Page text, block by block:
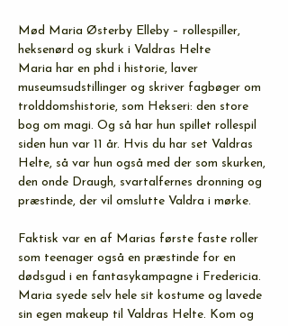
Mød Maria Østerby Elleby – rollespiller,
heksenørd og skurk i Valdras Helte
Maria har en phd i historie, laver
museumsudstillinger og skriver fagbøger om
trolddomshistorie, som Hekseri: den store
bog om magi. Og så har hun spillet rollespil
siden hun var 11 år. Hvis du har set Valdras
Helte, så var hun også med der som skurken,
den onde Draugh, svartalfernes dronning og
præstinde, der vil omslutte Valdra i mørke.
Faktisk var en af Marias første faste roller
som teenager også en præstinde for en
dødsgud i en fantasykampagne i Fredericia.
Maria syede selv hele sit kostume og lavede
sin egen makeup til Valdras Helte. Kom og